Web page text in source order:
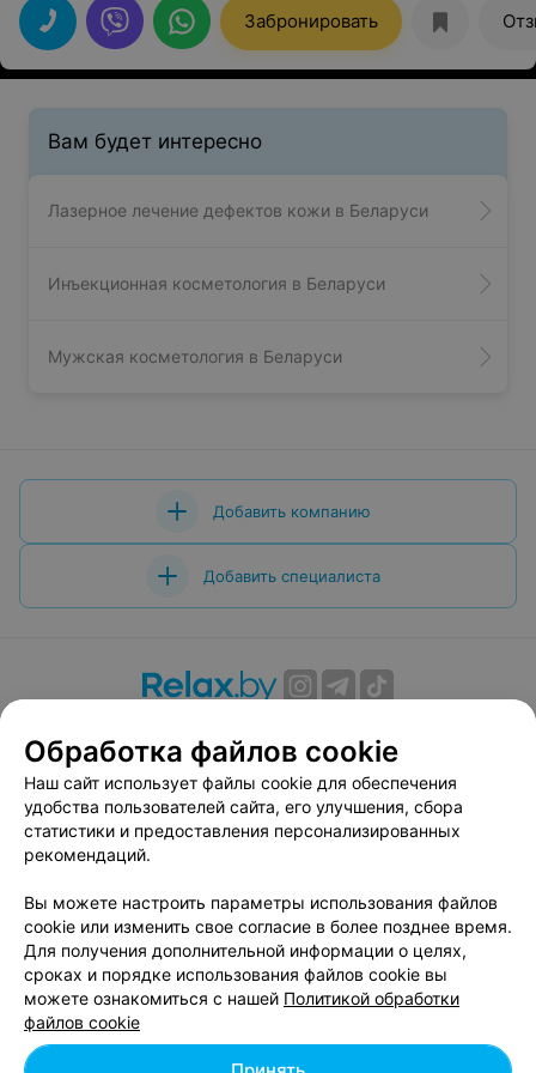
тоже интересная, экскурсии, концерты, караоке и
многое другое. СПА- комплекс выше всяких похвал.
Забронировать
Вам будет интересно
Лазерное лечение дефектов кожи в Беларуси
Инъекционная косметология в Беларуси
Мужская косметология в Беларуси
Добавить компанию
Добавить специалиста
Вакансии
Публичный договор
Способы оплаты
Публичный договор по использованию сервиса
«Афиша»
Пользовательское соглашение
Связаться по вопросам сотрудничества
Написать руководителю relax.by
Персональные настройки cookie
Обработка персональных данных
Обработка файлов cookie
Наш сайт использует файлы cookie для обеспечения
удобства пользователей сайта, его улучшения, сбора
статистики и предоставления персонализированных
рекомендаций.
Вы можете настроить параметры использования файлов
cookie или изменить свое согласие в более позднее время.
Для получения дополнительной информации о целях,
сроках и порядке использования файлов cookie вы
можете ознакомиться с нашей Политикой обработки
файлов cookie